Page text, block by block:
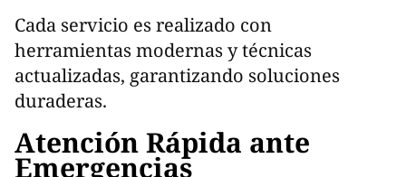
Cada servicio es realizado con
herramientas modernas y técnicas
actualizadas, garantizando soluciones
duraderas.
Atención Rápida ante
Emergencias